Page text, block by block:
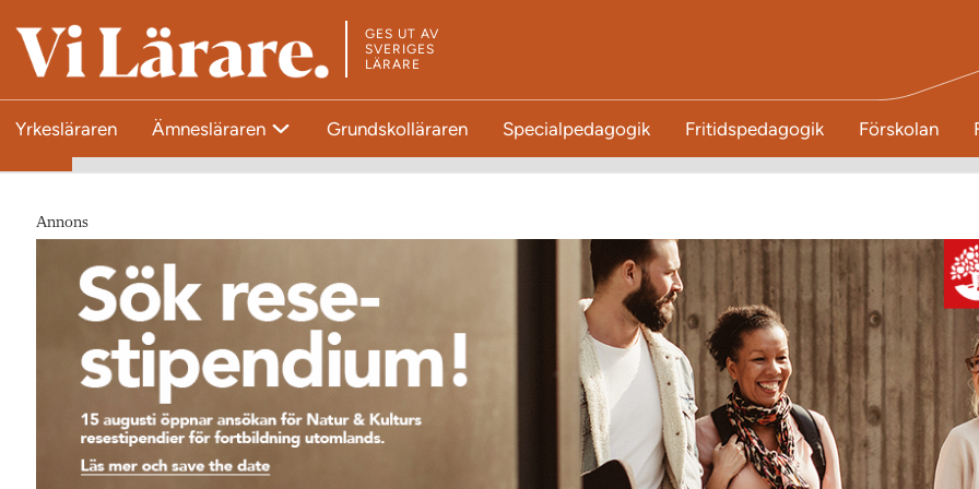
T
l
l
GES UT AV
SVERIGES
LÄRARE
Yrkesläraren Ämnesläraren Grundskolläraren Specialpedagogik Fritidspedagogik Förskolan
Annons